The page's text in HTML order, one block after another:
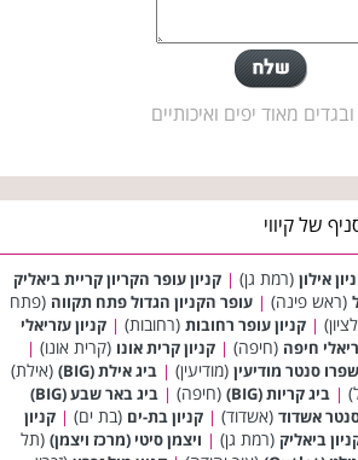
מאוד יפים ואיכותיים
של קיווי
אילון (רמת גן) | קניון עופר הקריון קריית ביאליק
(ראש פינה) | עופר הקניון הגדול פתח תקווה (פתח
| קניון עופר רחובות (רחובות) | קניון עזריאלי
חיפה (חיפה) | קניון קרית אונו (קרית אונו) |
סנטר מודיעין (מודיעין) | ביג אילת (BIG) (אילת)
| ביג קריות (BIG) (חיפה) | ביג באר שבע (BIG)
אשדוד (אשדוד) | קניון בת-ים (בת ים) | קניון
ביאליק (רמת גן) | ויצמן סיטי (מרכז ויצמן) (תל